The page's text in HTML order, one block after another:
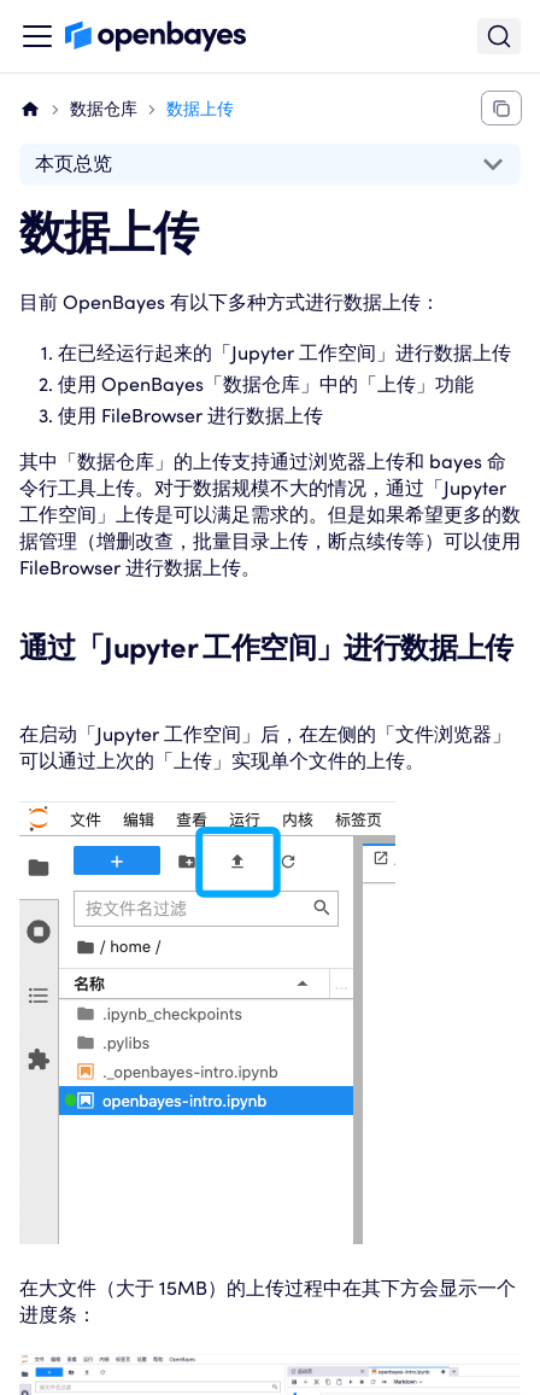
数据仓库 数据上传
本页总览
数据上传
目前 OpenBayes 有以下多种方式进行数据上传：
在已经运行起来的「Jupyter 工作空间」进行数据上传
使用 OpenBayes「数据仓库」中的「上传」功能
使用 FileBrowser 进行数据上传
其中「数据仓库」的上传支持通过浏览器上传和 bayes 命
令行工具上传。对于数据规模不大的情况，通过「Jupyter
工作空间」上传是可以满足需求的。但是如果希望更多的数
据管理（增删改查，批量目录上传，断点续传等）可以使用
FileBrowser 进行数据上传。
通过「Jupyter 工作空间」进行数据上传
在启动「Jupyter 工作空间」后，在左侧的「文件浏览器」
可以通过上次的「上传」实现单个文件的上传。
在大文件（大于 15MB）的上传过程中在其下方会显示一个
进度条：